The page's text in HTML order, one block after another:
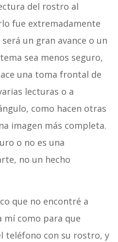
del rostro al
fue extremadamente
un gran avance o un
sea menos seguro,
una toma frontal de
lecturas o a
como hacen otras
imagen más completa.
o no es una
no un hecho
que no encontré a
mí como para que
teléfono con su rostro, y